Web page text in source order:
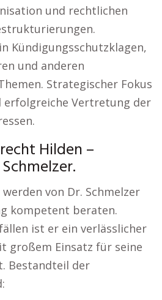
und rechtlichen
Kündigungsschutzklagen,
und anderen
Strategischer Fokus
erfolgreiche Vertretung der
Hilden –
von Dr. Schmelzer
kompetent beraten.
ist er ein verlässlicher
großem Einsatz für seine
Bestandteil der